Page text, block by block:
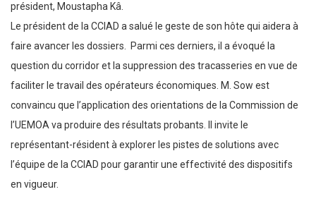
président, Moustapha Kâ.
Le président de la CCIAD a salué le geste de son hôte qui aidera à
faire avancer les dossiers. Parmi ces derniers, il a évoqué la
question du corridor et la suppression des tracasseries en vue de
faciliter le travail des opérateurs économiques. M. Sow est
convaincu que l’application des orientations de la Commission de
l’UEMOA va produire des résultats probants. Il invite le
représentant-résident à explorer les pistes de solutions avec
l’équipe de la CCIAD pour garantir une effectivité des dispositifs
en vigueur.